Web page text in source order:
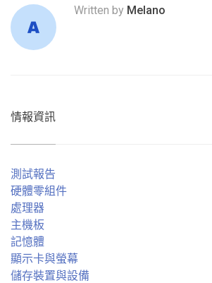
Written by Melano
情報資訊
測試報告
硬體零組件
處理器
主機板
記憶體
顯示卡與螢幕
儲存裝置與設備